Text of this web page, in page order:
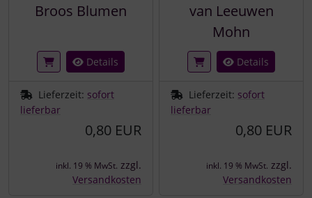
Broos Blumen
Details
Lieferzeit: sofort
lieferbar
0,80 EUR
inkl. 19 % MwSt. zzgl.
Versandkosten
van Leeuwen
Mohn
Details
Lieferzeit: sofort
lieferbar
0,80 EUR
inkl. 19 % MwSt. zzgl.
Versandkosten